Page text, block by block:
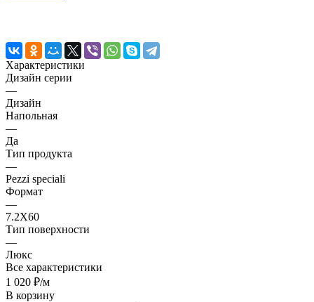
Характеристики
Дизайн серии
—
Дизайн
Напольная
—
Да
Тип продукта
—
Pezzi speciali
Формат
—
7.2X60
Тип поверхности
—
Люкс
Все характеристики
1 020 ₽/м
В корзину